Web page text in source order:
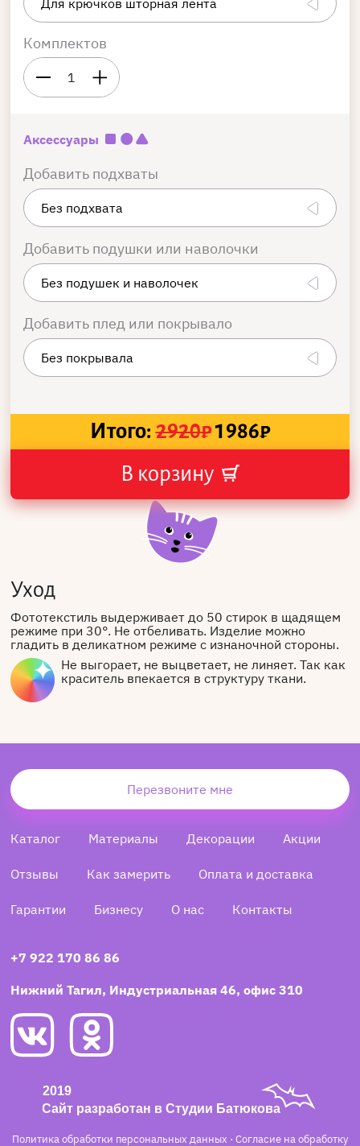
Комплектов
1
Аксессуары
Добавить подхваты
Добавить подушки или наволочки
Добавить плед или покрывало
Итого: 2920₽1986₽
В корзину
Уход
Фототекстиль выдерживает до 50 стирок в щадящем
режиме при 30°. Не отбеливать. Изделие можно
гладить в деликатном режиме с изнаночной стороны.
Не выгорает, не выцветает, не линяет. Так как
краситель впекается в структуру ткани.
Перезвоните мне
Каталог Материалы Декорации Акции
Отзывы Как замерить Оплата и доставка
Гарантии Бизнесу О нас Контакты
+7 922 170 86 86
Нижний Тагил, Индустриальная 46, офис 310
Политика обработки персональных данных · Согласие на обработку